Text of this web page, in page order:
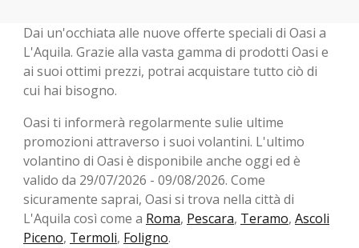
Dai un'occhiata alle nuove offerte speciali di Oasi a
L'Aquila. Grazie alla vasta gamma di prodotti Oasi e
ai suoi ottimi prezzi, potrai acquistare tutto ciò di
cui hai bisogno.
Oasi ti informerà regolarmente sulie ultime
promozioni attraverso i suoi volantini. L'ultimo
volantino di Oasi è disponibile anche oggi ed è
valido da 29/07/2026 - 09/08/2026. Come
sicuramente saprai, Oasi si trova nella città di
L'Aquila così come a Roma, Pescara, Teramo, Ascoli
Piceno, Termoli, Foligno.